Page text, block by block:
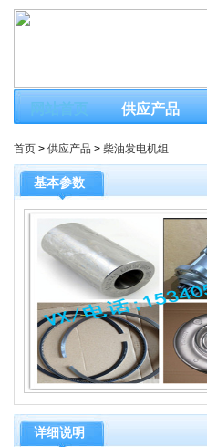
网站首页 供应产品
首页 > 供应产品 > 柴油发电机组
基本参数
详细说明